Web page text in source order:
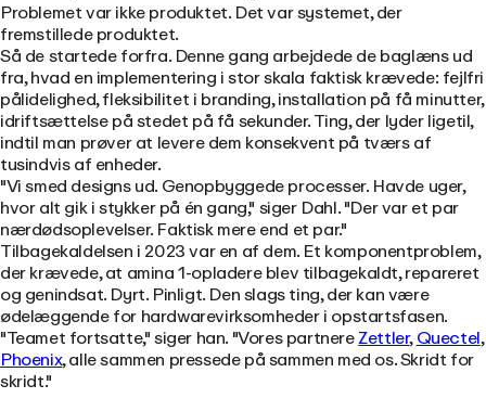
Problemet var ikke produktet. Det var systemet, der
fremstillede produktet.
Så de startede forfra. Denne gang arbejdede de baglæns ud
fra, hvad en implementering i stor skala faktisk krævede: fejlfri
pålidelighed, fleksibilitet i branding, installation på få minutter,
idriftsættelse på stedet på få sekunder. Ting, der lyder ligetil,
indtil man prøver at levere dem konsekvent på tværs af
tusindvis af enheder.
"Vi smed designs ud. Genopbyggede processer. Havde uger,
hvor alt gik i stykker på én gang," siger Dahl. "Der var et par
nærdødsoplevelser. Faktisk mere end et par."
Tilbagekaldelsen i 2023 var en af dem. Et komponentproblem,
der krævede, at amina 1-opladere blev tilbagekaldt, repareret
og genindsat. Dyrt. Pinligt. Den slags ting, der kan være
ødelæggende for hardwarevirksomheder i opstartsfasen.
"Teamet fortsatte," siger han. "Vores partnereZettler,Quectel,
Phoenix, alle sammen pressede på sammen med os. Skridt for
skridt."